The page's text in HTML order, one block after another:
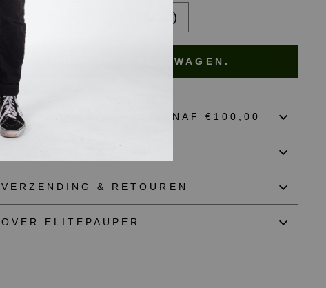
S/M (57 CM) L/XL (59 CM)
IN MIJN WINKELWAGEN.
GRATIS VERZENDING VANAF €100,00
VERZENDING & RETOUREN
OVER ELITEPAUPER